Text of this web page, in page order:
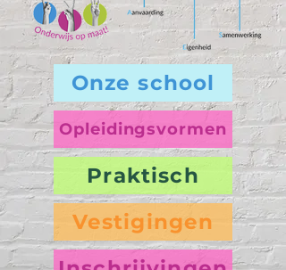
Onze school
Opleidingsvormen
Praktisch
Vestigingen